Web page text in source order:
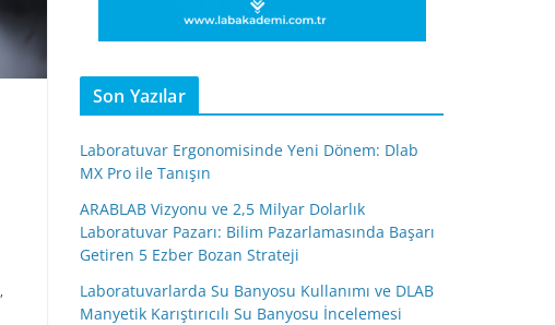
,
Son Yazılar
Laboratuvar Ergonomisinde Yeni Dönem: Dlab
MX Pro ile Tanışın
ARABLAB Vizyonu ve 2,5 Milyar Dolarlık
Laboratuvar Pazarı: Bilim Pazarlamasında Başarı
Getiren 5 Ezber Bozan Strateji
Laboratuvarlarda Su Banyosu Kullanımı ve DLAB
Manyetik Karıştırıcılı Su Banyosu İncelemesi